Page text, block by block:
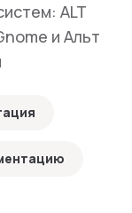
ALT
и Альт